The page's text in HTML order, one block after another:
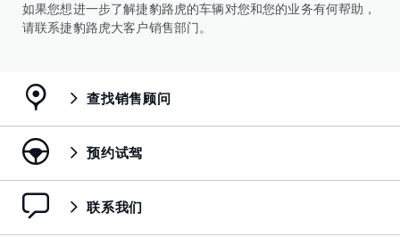
如果您想进一步了解捷豹路⻁的⻋辆对您和您的业务有何帮助，
请联系捷豹路⻁大客户销售部⻔。
查找销售顾问
预约试驾
联系我们